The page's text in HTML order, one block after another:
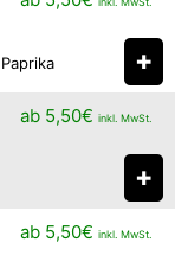
✚
ab 5,50€ inkl. MwSt.
✚
ab 5,50€ inkl. MwSt.